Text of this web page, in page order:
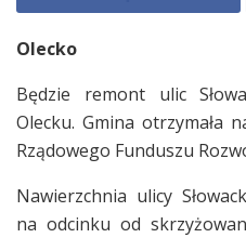
Olecko
Będzie remont ulic
Olecku. Gmina otrzymała
Rządowego Funduszu
Nawierzchnia ulicy
na odcinku od